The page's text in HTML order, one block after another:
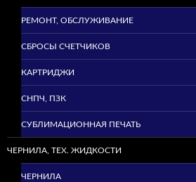
РЕМОНТ, ОБСЛУЖИВАНИЕ
СБРОСЫ СЧЕТЧИКОВ
КАРТРИДЖИ
СНПЧ, ПЗК
СУБЛИМАЦИОННАЯ ПЕЧАТЬ
ЧЕРНИЛА, ТЕХ. ЖИДКОСТИ
ЧЕРНИЛА